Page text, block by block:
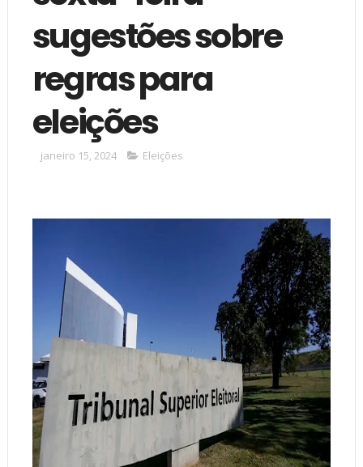
sugestões sobre
regras para
eleições
janeiro 15, 2024 Eleições